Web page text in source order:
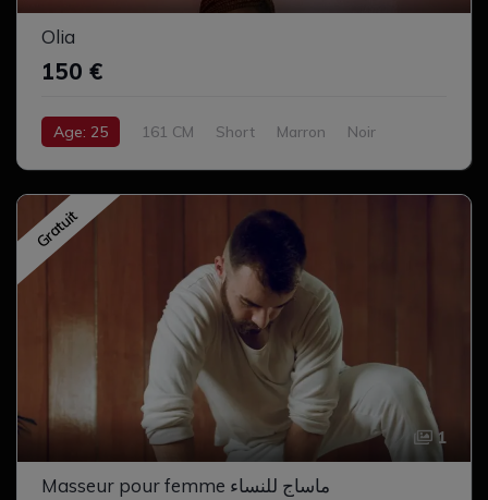
Olia
150 €
Age: 25 161 CM Short Marron
Noir
Gratuit
1
Masseur pour femme ماساج للنساء